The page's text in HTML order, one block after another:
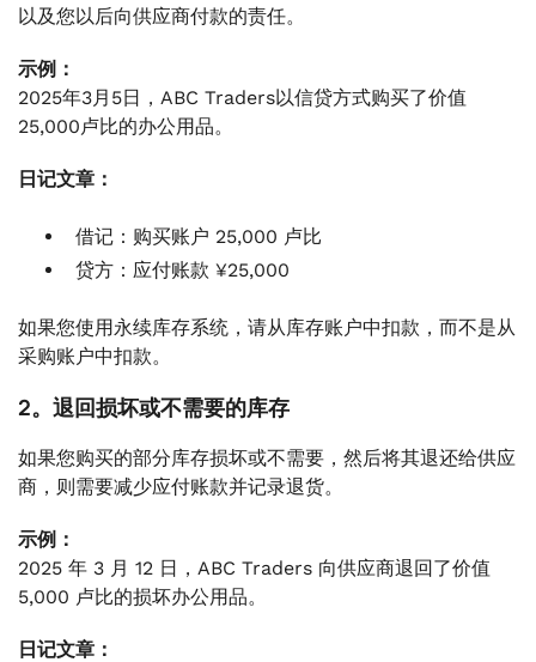
以及您以后向供应商付款的责任。
示例：
2025年3月5日，ABC Traders以信贷方式购买了价值
25,000卢比的办公用品。
日记文章：
借记：购买账户 25,000 卢比
贷方：应付账款 ¥25,000
如果您使用永续库存系统，请从库存账户中扣款，而不是从
采购账户中扣款。
2。退回损坏或不需要的库存
如果您购买的部分库存损坏或不需要，然后将其退还给供应
商，则需要减少应付账款并记录退货。
示例：
2025 年 3 月 12 日，ABC Traders 向供应商退回了价值
5,000 卢比的损坏办公用品。
日记文章：